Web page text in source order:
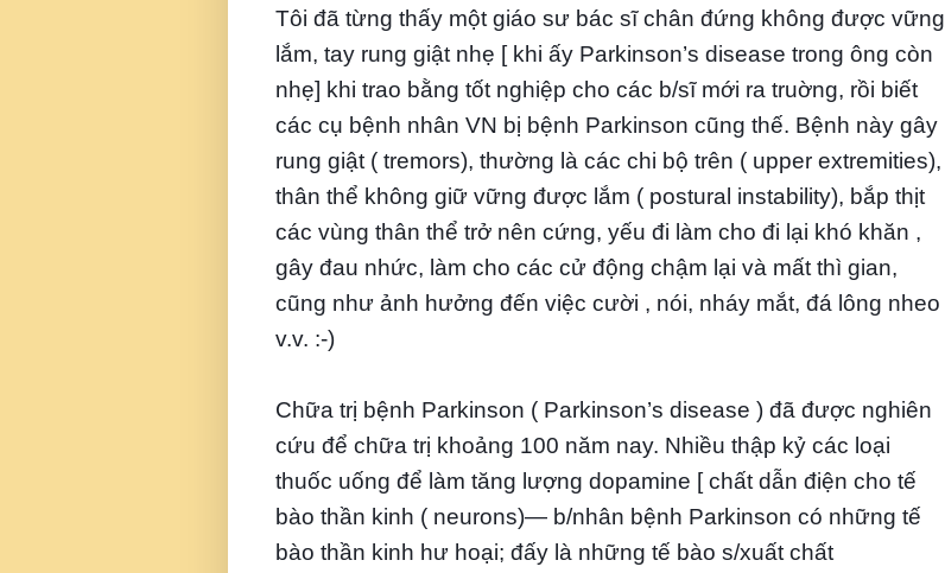
Tôi đã từng thấy một giáo sư bác sĩ chân đứng không được vững
lắm, tay rung giật nhẹ [ khi ấy Parkinson’s disease trong ông còn
nhẹ] khi trao bằng tốt nghiệp cho các b/sĩ mới ra truờng, rồi biết
các cụ bệnh nhân VN bị bệnh Parkinson cũng thế. Bệnh này gây
rung giật ( tremors), thường là các chi bộ trên ( upper extremities),
thân thể không giữ vững được lắm ( postural instability), bắp thịt
các vùng thân thể trở nên cứng, yếu đi làm cho đi lại khó khăn ,
gây đau nhức, làm cho các cử động chậm lại và mất thì gian,
cũng như ảnh hưởng đến việc cười , nói, nháy mắt, đá lông nheo
v.v. :-)
Chữa trị bệnh Parkinson ( Parkinson’s disease ) đã được nghiên
cứu để chữa trị khoảng 100 năm nay. Nhiều thập kỷ các loại
thuốc uống để làm tăng lượng dopamine [ chất dẫn điện cho tế
bào thần kinh ( neurons)— b/nhân bệnh Parkinson có những tế
bào thần kinh hư hoại; đấy là những tế bào s/xuất chất